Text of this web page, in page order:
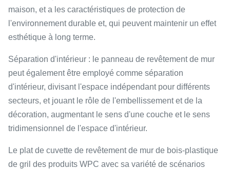
maison, et a les caractéristiques de protection de
l'environnement durable et, qui peuvent maintenir un effet
esthétique à long terme.
Séparation d'intérieur : le panneau de revêtement de mur
peut également être employé comme séparation
d'intérieur, divisant l'espace indépendant pour différents
secteurs, et jouant le rôle de l'embellissement et de la
décoration, augmentant le sens d'une couche et le sens
tridimensionnel de l'espace d'intérieur.
Le plat de cuvette de revêtement de mur de bois-plastique
de gril des produits WPC avec sa variété de scénarios